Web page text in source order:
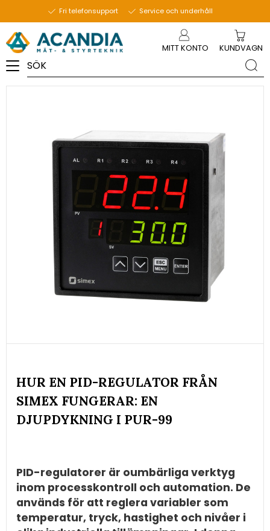
Fri telefonsupport Service och underhåll
MITT KONTO KUNDVAGN
HUR EN PID-REGULATOR FRÅN
SIMEX FUNGERAR: EN
DJUPDYKNING I PUR-99
PID-regulatorer är oumbärliga verktyg
inom processkontroll och automation. De
används för att reglera variabler som
temperatur, tryck, hastighet och nivåer i